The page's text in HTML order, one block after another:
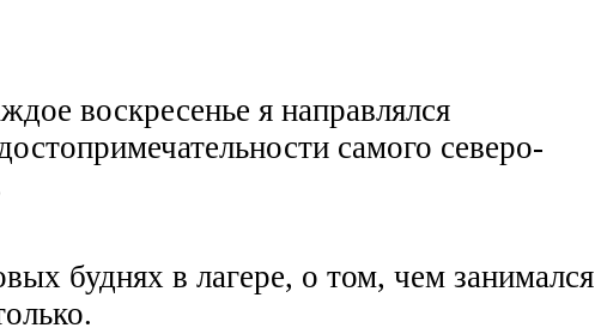
воскресенье я направлялся
самого северо-
буднях в лагере, о том, чем занимался